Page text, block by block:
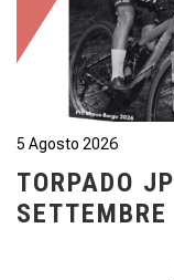
5 Agosto 2026
TORPADO
SETTEMBRE